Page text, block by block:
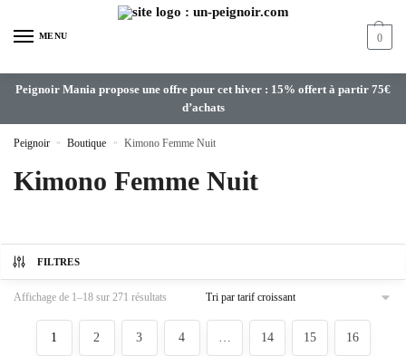
MENU 0
Peignoir Mania propose une offre pour cet hiver : 15% offert à partir 75€
d’achats
Peignoir » Boutique » Kimono Femme Nuit
Kimono Femme Nuit
FILTRES
Affichage de 1–18 sur 271 résultats
1 2 3 4 14 15 16